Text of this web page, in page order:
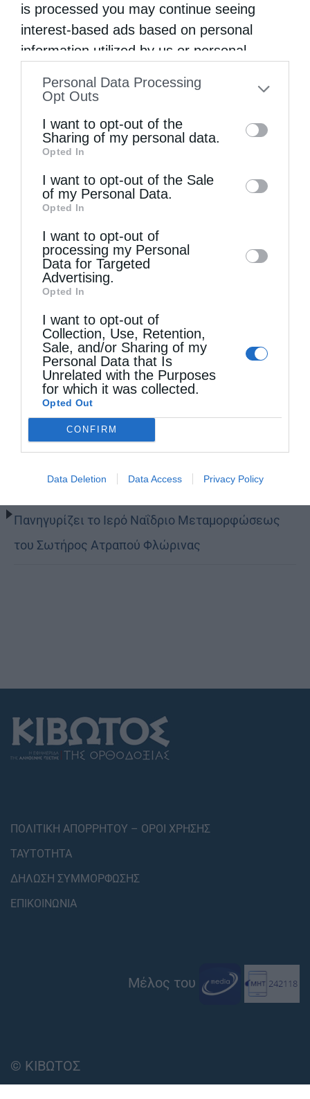
is processed you may continue seeing
interest-based ads based on personal
information utilized by us or personal
to your opt-out. You may separately opt-out
information by third parties on the IAB’s list
of downstream participants. This
information may also be disclosed by us to
third parties on theIAB’s List of
Downstream Participants
disclose it to other third parties.
Personal Data Processing
Opt Outs
I want to opt-out of the
Sharing of my personal data.
Opted In
I want to opt-out of the Sale
of my Personal Data.
Opted In
I want to opt-out of
processing my Personal
Data for Targeted
Advertising.
Opted In
I want to opt-out of
Collection, Use, Retention,
Sale, and/or Sharing of my
Personal Data that Is
Unrelated with the Purposes
for which it was collected.
Opted Out
CONFIRM
Data Deletion Data Access Privacy Policy
Τελευταία άρθρα
Ιερά Παράκληση προς την Υπεραγία Θεοτόκο στα
Φαβριανά Μονοφατσίου
Θεία Λειτουργία στην Παναγιά Πεδιάδος
Θεία Λειτουργία στο Μασταμπά Ηρακλείου
Πανηγυρίζει το Ιερό Ναΐδριο Μεταμορφώσεως
του Σωτήρος Ατραπού Φλώρινας
ΠΟΛΙΤΙΚΗ ΑΠΟΡΡΗΤΟΥ – ΟΡΟΙ ΧΡΗΣΗΣ
ΤΑΥΤΟΤΗΤΑ
ΔΗΛΩΣΗ ΣΥΜΜΟΡΦΩΣΗΣ
ΕΠΙΚΟΙΝΩΝΙΑ
Μέλος του
© ΚΙΒΩΤΟΣ